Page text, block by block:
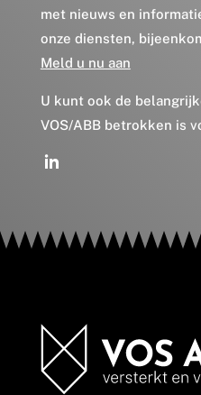
met nieuws en
onze diensten,
Meld u nu aan
U kunt ook de
VOS/ABB betrokken is